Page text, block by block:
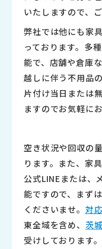
いたしますので、
弊社では他にも家
っております。多
能で、店舗や倉庫
越しに伴う不用品
片付け当日または
ますのでお気軽に
空き状況や回収の
ります。また、家
公式LINEまたは、
能ですので、まずは
くださいませ。 対
東全域を含め、 茨
受けしております。